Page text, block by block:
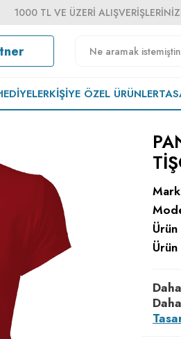
1000 TL VE ÜZERI
KIŞIYE ÖZEL ÜRÜNLER